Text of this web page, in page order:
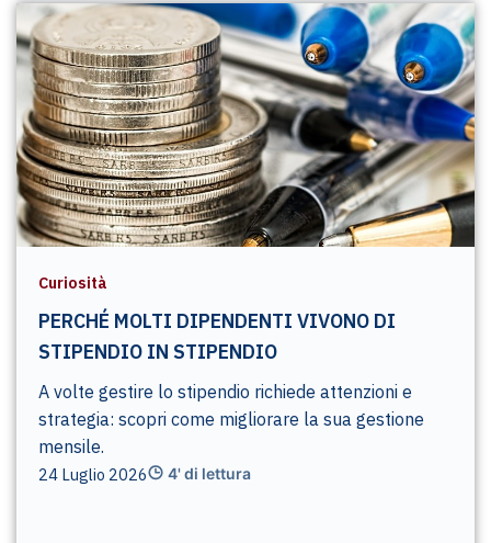
Curiosità
PERCHÉ MOLTI DIPENDENTI VIVONO DI
STIPENDIO IN STIPENDIO
A volte gestire lo stipendio richiede attenzioni e
strategia: scopri come migliorare la sua gestione
mensile.
24 Luglio 2026 4' di lettura